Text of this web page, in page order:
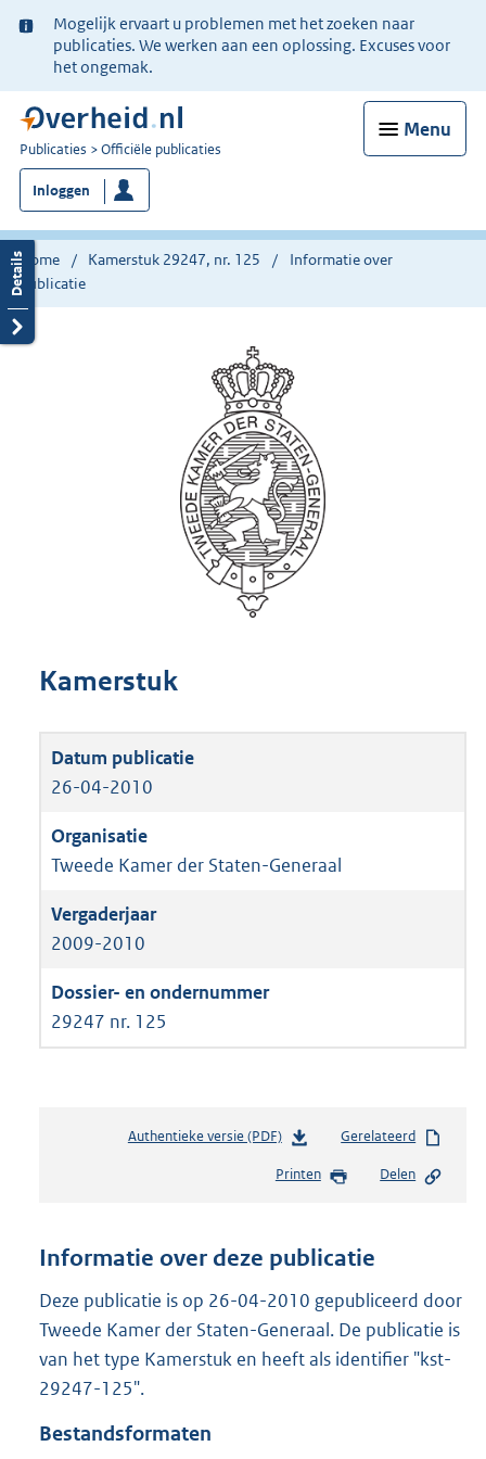
Ter
informatie:
Mogelijk ervaart u problemen met het zoeken naar
publicaties. We werken aan een oplossing. Excuses voor
het ongemak.
Menu
U
bent
nu
hier:
Publicaties Officiële publicaties
Inloggen
Home Kamerstuk 29247, nr. 125
Informatie over
publicatie
Kamerstuk
26-04-2010
Tweede Kamer der Staten-Generaal
2009-2010
29247 nr. 125
Authentieke versie (PDF)b
s
n
s
r
o
Gerelateerd
Printen Delen
Informatie over deze publicatie
Deze publicatie is op 26-04-2010 gepubliceerd door
Tweede Kamer der Staten-Generaal. De publicatie is
van het type Kamerstuk en heeft als identifier "kst-
29247-125".
Bestandsformaten